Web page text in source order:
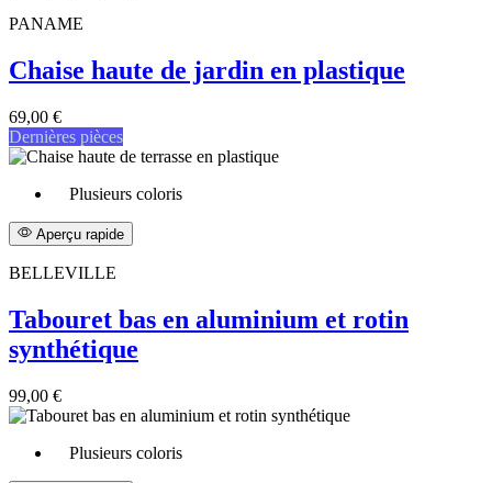
PANAME
Chaise haute de jardin en plastique
69,00 €
Dernières pièces
Plusieurs coloris
Aperçu rapide
BELLEVILLE
Tabouret bas en aluminium et rotin
synthétique
99,00 €
Plusieurs coloris